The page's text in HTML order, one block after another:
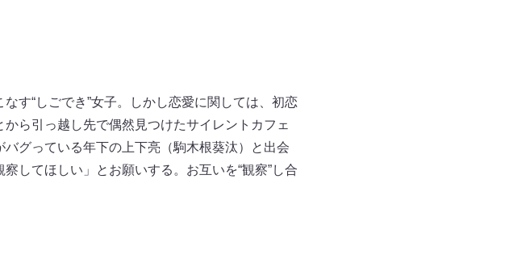
す“しごでき”女子。しかし恋愛に関しては、初恋
ら引っ越し先で偶然見つけたサイレントカフェ
グっている年下の上下亮（駒木根葵汰）と出会
してほしい」とお願いする。お互いを“観察”し合